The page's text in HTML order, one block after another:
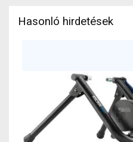
Hasonló hirdetések